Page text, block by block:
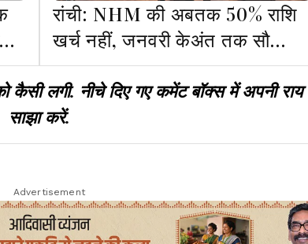
रांची: NHM की अबतक 50% राशि
खर्च नहीं, जनवरी केअंत तक सौ
फिसदी खर्च करने के निर्देश
लगी. नीचे दिए गए कमेंट बॉक्स में अपनी राय
साझा करें.
Advertisement